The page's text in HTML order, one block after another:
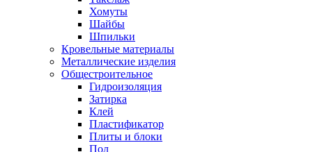
Хомуты
Шайбы
Шпильки
Кровельные материалы
Металлические изделия
Общестроительное
Гидроизоляция
Затирка
Клей
Пластификатор
Плиты и блоки
Пол